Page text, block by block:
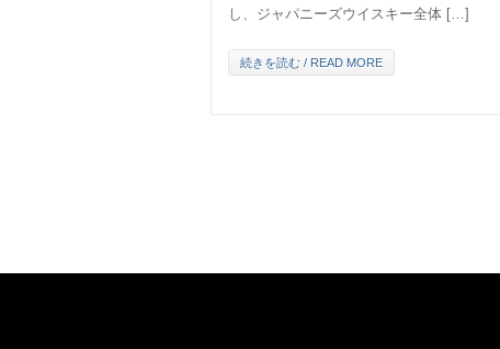
し、ジャパニーズウイスキー全体 […]
続きを読む / READ MORE